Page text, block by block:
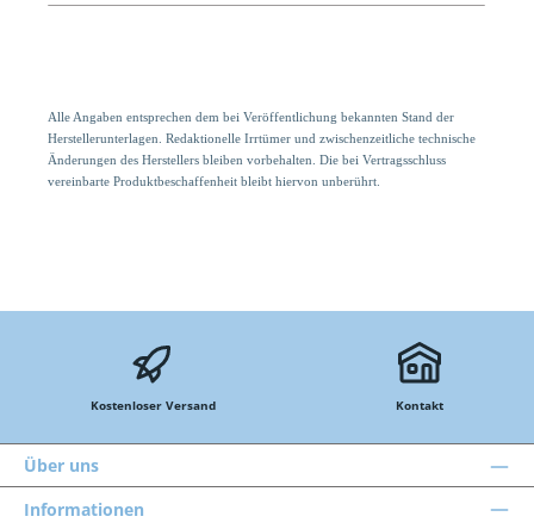
Alle Angaben entsprechen dem bei Veröffentlichung bekannten Stand der
Herstellerunterlagen. Redaktionelle Irrtümer und zwischenzeitliche technische
Änderungen des Herstellers bleiben vorbehalten. Die bei Vertragsschluss
vereinbarte Produktbeschaffenheit bleibt hiervon unberührt.
Kostenloser Versand Kontakt
Über uns
Informationen